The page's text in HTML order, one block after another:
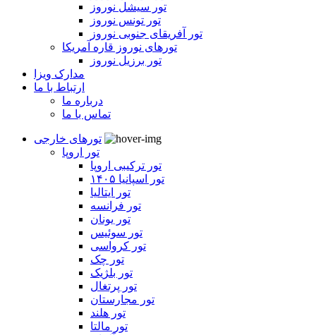
تور سیشل نوروز
تور تونس نوروز
تور آفریقای جنوبی نوروز
تورهای نوروز قاره آمریکا
تور برزیل نوروز
مدارک ویزا
ارتباط با ما
درباره ما
تماس با ما
تورهای خارجی
تور اروپا
تور ترکیبی اروپا
تور اسپانیا ۱۴۰۵
تور ایتالیا
تور فرانسه
تور یونان
تور سوئیس
تور کرواسی
تور چک
تور بلژیک
تور پرتغال
تور مجارستان
تور هلند
تور مالتا